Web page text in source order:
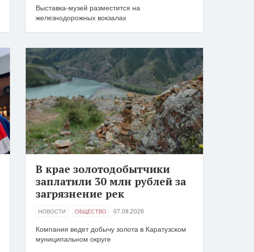
Выставка-музей разместится на
железнодорожных вокзалах
В крае золотодобытчики
заплатили 30 млн рублей за
загрязнение рек
НОВОСТИ ОБЩЕСТВО 07.08.2026
Компания ведет добычу золота в Каратузском
муниципальном округе